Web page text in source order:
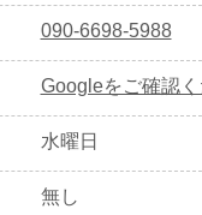
090-6698-5988
Googleをご確認
水曜日
無し